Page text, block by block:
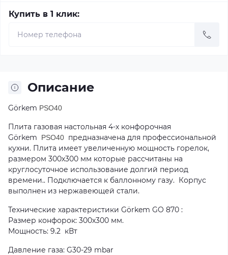
Купить в 1 клик:
Описание
Görkem PSO40
Плита газовая настольная 4-х конфорочная
Görkem
PSO40 предназначена для профессиональной
кухни. Плита имеет увеличенную мощность горелок,
размером 300х300 мм которые рассчитаны на
круглосуточное использование долгий период
времени.. Подключается к баллонному газу. Корпус
выполнен из нержавеющей стали.
Технические характеристики Görkem GO 870 :
Размер конфорок: 300х300 мм.
Мощность: 9.2 кВт
Давление газа: G30-29 mbar